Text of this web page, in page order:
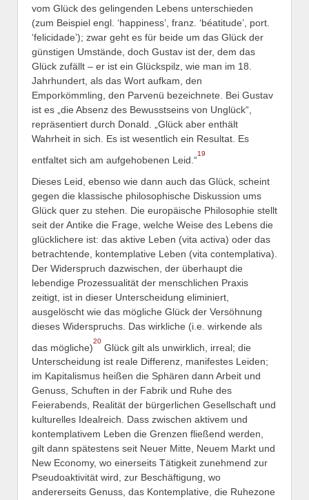
vom Glück des gelingenden Lebens unterschieden
(zum Beispiel engl. ‘happiness’, franz. ‘béatitude’, port.
‘felicidade’); zwar geht es für beide um das Glück der
günstigen Umstände, doch Gustav ist der, dem das
Glück zufällt – er ist ein Glückspilz, wie man im 18.
Jahrhundert, als das Wort aufkam, den
Emporkömmling, den Parvenü bezeichnete. Bei Gustav
ist es „die Absenz des Bewusstseins von Unglück“,
repräsentiert durch Donald. „Glück aber enthält
Wahrheit in sich. Es ist wesentlich ein Resultat. Es
entfaltet sich am aufgehobenen Leid.“
19
Dieses Leid, ebenso wie dann auch das Glück, scheint
gegen die klassische philosophische Diskussion ums
Glück quer zu stehen. Die europäische Philosophie stellt
seit der Antike die Frage, welche Weise des Lebens die
glücklichere ist: das aktive Leben (vita activa) oder das
betrachtende, kontemplative Leben (vita contemplativa).
Der Widerspruch dazwischen, der überhaupt die
lebendige Prozessualität der menschlichen Praxis
zeitigt, ist in dieser Unterscheidung eliminiert,
ausgelöscht wie das mögliche Glück der Versöhnung
dieses Widerspruchs. Das wirkliche (i.e. wirkende als
das mögliche)
20
Glück gilt als unwirklich, irreal; die
Unterscheidung ist reale Differenz, manifestes Leiden;
im Kapitalismus heißen die Sphären dann Arbeit und
Genuss, Schuften in der Fabrik und Ruhe des
Feierabends, Realität der bürgerlichen Gesellschaft und
kulturelles Idealreich. Dass zwischen aktivem und
kontemplativem Leben die Grenzen fließend werden,
gilt dann spätestens seit Neuer Mitte, Neuem Markt und
New Economy, wo einerseits Tätigkeit zunehmend zur
Pseudoaktivität wird, zur Beschäftigung, wo
andererseits Genuss, das Kontemplative, die Ruhezone